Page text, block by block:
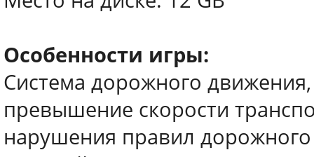
Особенности игры:
Система дорожного
превышение скорости
нарушения правил